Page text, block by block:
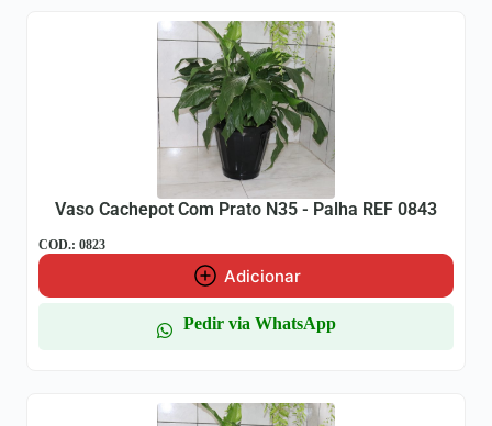
Vaso Cachepot Com Prato N35 - Palha REF 0843
COD.: 0823
Adicionar
Pedir via WhatsApp